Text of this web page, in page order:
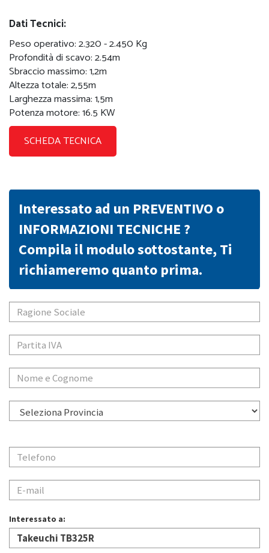
Dati Tecnici:
Peso operativo: 2.320 - 2.450 Kg
Profondità di scavo: 2.54m
Sbraccio massimo: 1,2m
Altezza totale: 2,55m
Larghezza massima: 1,5m
Potenza motore: 16.5 KW
SCHEDA TECNICA
Interessato ad un PREVENTIVO o
INFORMAZIONI TECNICHE ?
Compila il modulo sottostante, Ti
richiameremo quanto prima.
Interessato a: